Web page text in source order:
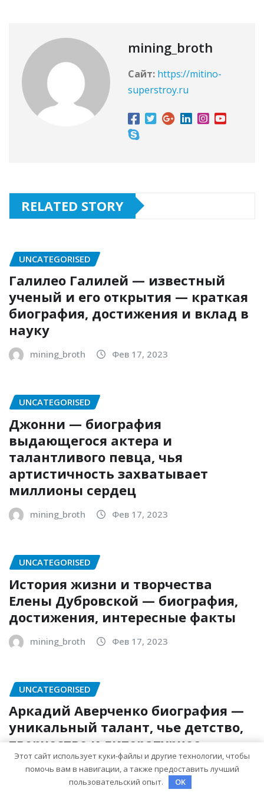
mining_broth
Сайт: https://mitino-
superstroy.ru
RELATED STORY
UNCATEGORISED
Галилео Галилей — известный
ученый и его открытия — краткая
биография, достижения и вклад в
науку
mining_broth Фев 17, 2023
UNCATEGORISED
Джонни — биография
выдающегося актера и
талантливого певца, чья
артистичность захватывает
миллионы сердец
mining_broth Фев 17, 2023
UNCATEGORISED
История жизни и творчества
Елены Дубровской — биография,
достижения, интересные факты
mining_broth Фев 17, 2023
UNCATEGORISED
Аркадий Аверченко биография —
уникальный талант, чье детство,
творчество и литературное
наследие продолжают восхищать
миллионы
Этот сайт использует куки-файлы и другие технологии, чтобы
помочь вам в навигации, а также предоставить лучший
пользовательский опыт.
OK